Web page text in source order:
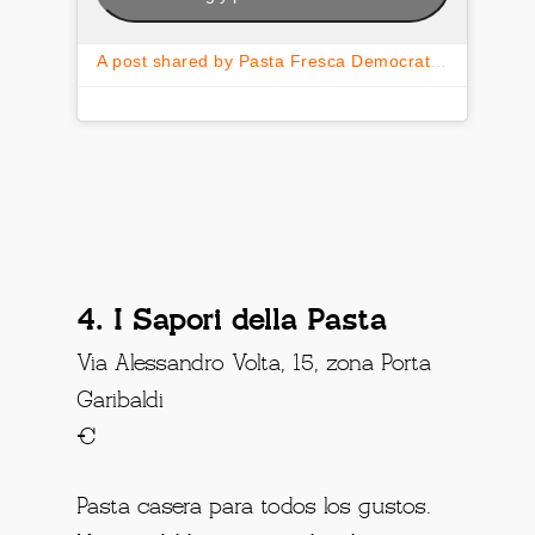
A post shared by Pasta Fresca Democratica (@pastafrescademocratica)
4. I Sapori della Pasta
Via Alessandro Volta, 15, zona Porta
Garibaldi
€
Pasta casera para todos los gustos.